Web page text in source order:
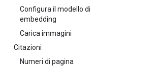
Configura il modello di
embedding
Carica immagini
Citazioni
Numeri di pagina